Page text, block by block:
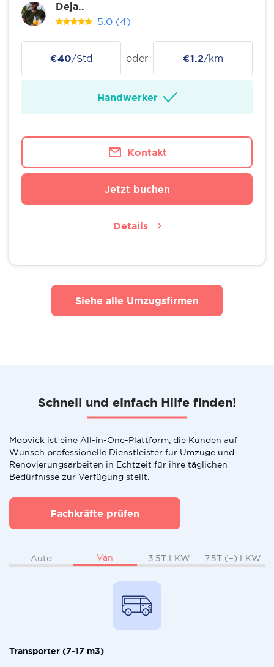
Deja..
5.0 (4)
€40/Std oder €1.2/km
Handwerker
Kontakt
Jetzt buchen
Details
Siehe alle Umzugsfirmen
Schnell und einfach Hilfe finden!
Moovick ist eine All-in-One-Plattform, die Kunden auf
Wunsch professionelle Dienstleister für Umzüge und
Renovierungsarbeiten in Echtzeit für ihre täglichen
Bedürfnisse zur Verfügung stellt.
Fachkräfte prüfen
Auto Van 3.5T LKW 7.5T (+) LKW
Transporter (7-17 m3)